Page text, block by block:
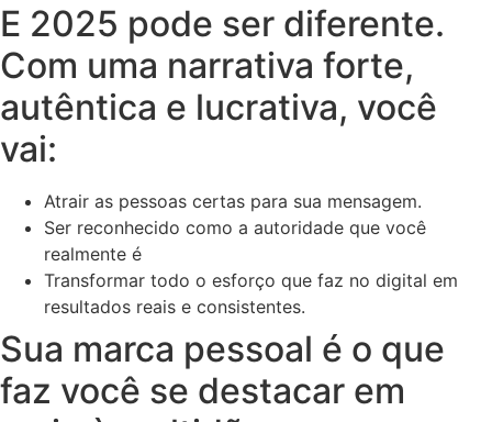
E 2025 pode ser diferente.
Com uma narrativa forte,
autêntica e lucrativa, você
vai:
Atrair as pessoas certas para sua mensagem.
Ser reconhecido como a autoridade que você
realmente é
Transformar todo o esforço que faz no digital em
resultados reais e consistentes.
Sua marca pessoal é o que
faz você se destacar em